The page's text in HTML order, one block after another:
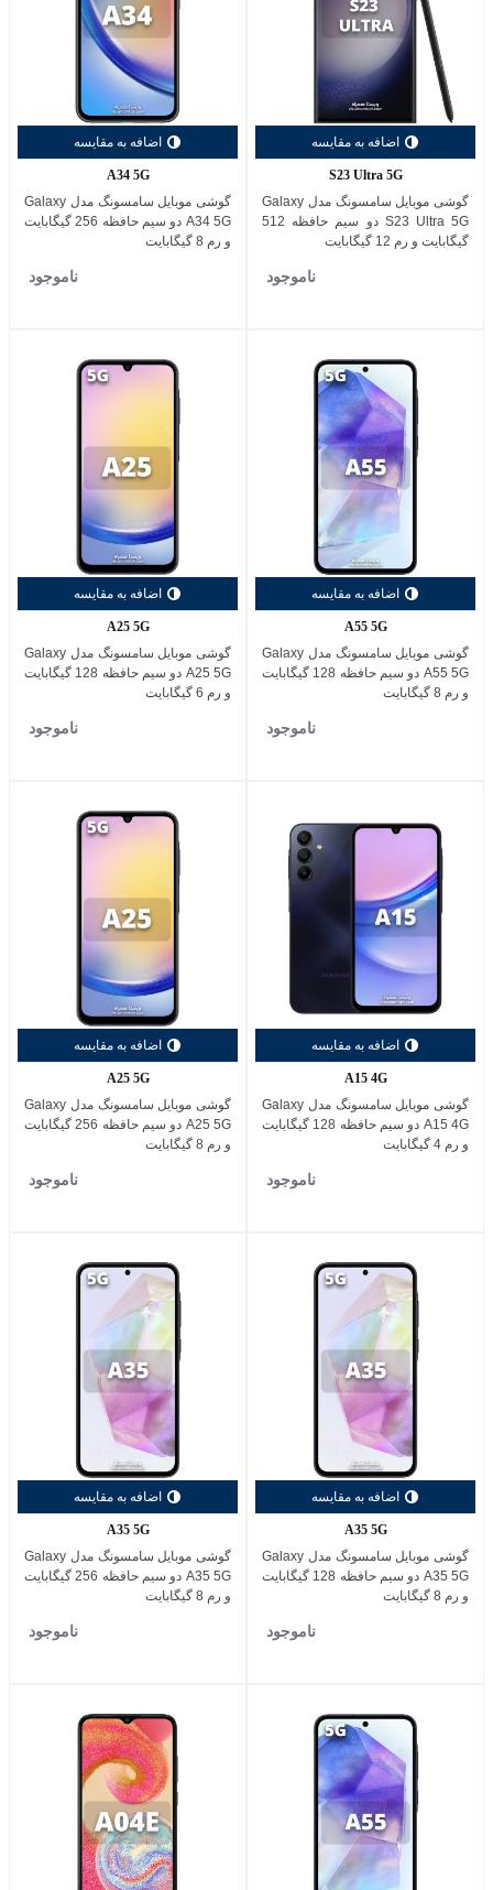
اضافه به مقایسه
S23 Ultra 5G
گوشی موبایل سامسونگ مدل Galaxy
S23 Ultra 5G دو سیم حافظه 512
گیگابایت و رم 12 گیگابایت
ناموجود
اضافه به مقایسه
A34 5G
گوشی موبایل سامسونگ مدل Galaxy
A34 5G دو سیم حافظه 256 گیگابایت
و رم 8 گیگابایت
ناموجود
اضافه به مقایسه
A55 5G
گوشی موبایل سامسونگ مدل Galaxy
A55 5G دو سیم حافظه 128 گیگابایت
و رم 8 گیگابایت
ناموجود
اضافه به مقایسه
A25 5G
گوشی موبایل سامسونگ مدل Galaxy
A25 5G دو سیم حافظه 128 گیگابایت
و رم 6 گیگابایت
ناموجود
اضافه به مقایسه
A15 4G
گوشی موبایل سامسونگ مدل Galaxy
A15 4G دو سیم حافظه 128 گیگابایت
و رم 4 گیگابایت
ناموجود
اضافه به مقایسه
A25 5G
گوشی موبایل سامسونگ مدل Galaxy
A25 5G دو سیم حافظه 256 گیگابایت
و رم 8 گیگابایت
ناموجود
اضافه به مقایسه
A35 5G
گوشی موبایل سامسونگ مدل Galaxy
A35 5G دو سیم حافظه 128 گیگابایت
و رم 8 گیگابایت
ناموجود
اضافه به مقایسه
A35 5G
گوشی موبایل سامسونگ مدل Galaxy
A35 5G دو سیم حافظه 256 گیگابایت
و رم 8 گیگابایت
ناموجود